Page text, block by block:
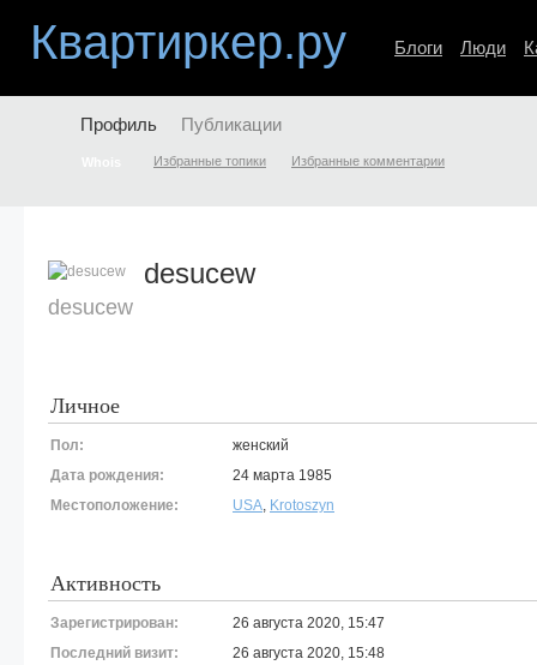
Квартиркер.ру Блоги Люди
Профиль
Избранные топики Избранные комментарии
Публикации
desucew
desucew
Личное
Пол:
женский
Дата рождения:
24 марта 1985
Местоположение:
USA, Krotoszyn
Активность
Зарегистрирован:
26 августа 2020, 15:47
Последний визит:
26 августа 2020, 15:48